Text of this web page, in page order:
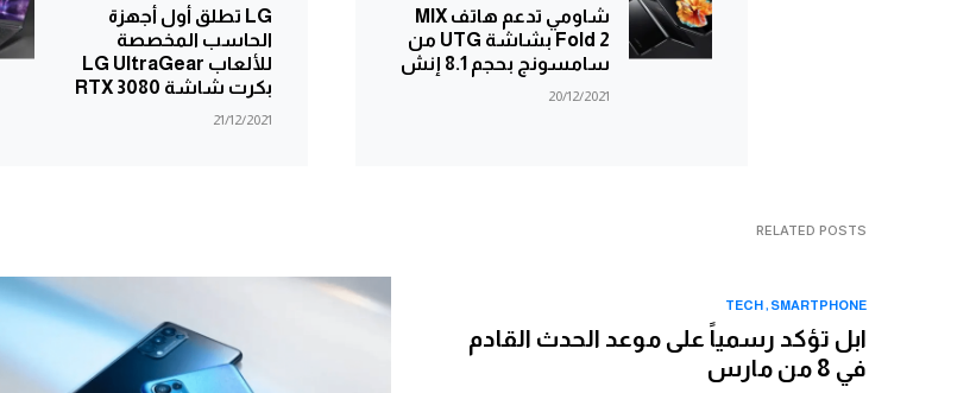
شاومي تدعم هاتف MIX
Fold 2 بشاشة UTG من
سامسونج بحجم 8.1 إنش
20/12/2021
LG تطلق أول أجهزة
الحاسب المخصصة
للألعاب LG UltraGear
بكرت شاشة RTX 3080
21/12/2021
RELATED POSTS
SMARTPHONE
TECH
ابل تؤكد رسمياً على موعد الحدث القادم
في 8 من مارس